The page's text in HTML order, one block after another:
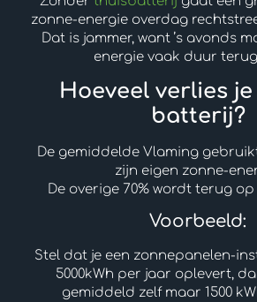
zonne-energie overdag
Dat is jammer, want ’s avonds
energie vaak duur
Hoeveel verlies
batterij?
De gemiddelde Vlaming
zijn eigen zonne-
De overige 70% wordt terug
Voorbeeld:
Stel dat je een zonnepanelen-
5000kWh per jaar oplevert,
gemiddeld zelf maar 1500